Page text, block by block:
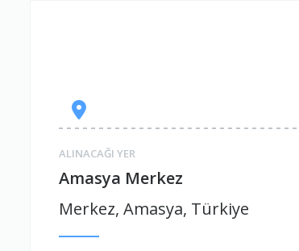
ALINACAĞI YER
Amasya Merkez
Merkez, Amasya, Türkiye